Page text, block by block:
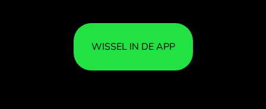
WISSEL IN DE APP